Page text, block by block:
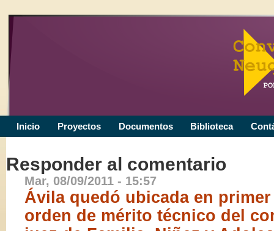
Inicio Proyectos Documentos Biblioteca
Responder al comentario
Mar, 08/09/2011 - 15:57
Ávila quedó ubicada en
orden de mérito técnico del